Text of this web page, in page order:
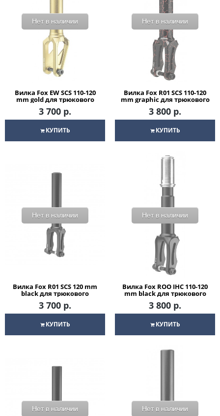
Нет в наличии
Вилка Fox EW SCS 110-120
mm gold для трюкового
самоката
3 700 р.
КУПИТЬ
Нет в наличии
Вилка Fox R01 SCS 110-120
mm graphic для трюкового
самоката
3 800 р.
КУПИТЬ
Нет в наличии
Вилка Fox R01 SCS 120 mm
black для трюкового
самоката
3 700 р.
КУПИТЬ
Нет в наличии
Вилка Fox ROO IHC 110-120
mm black для трюкового
самоката
3 800 р.
КУПИТЬ
Нет в наличии Нет в наличии